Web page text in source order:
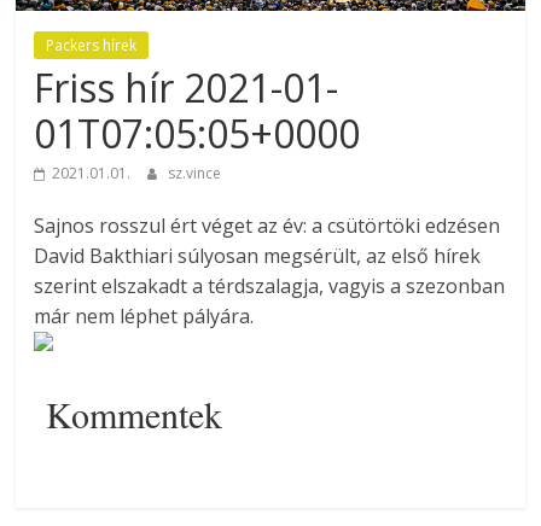
Packers hírek
Friss hír 2021-01-
01T07:05:05+0000
2021.01.01. sz.vince
Sajnos rosszul ért véget az év: a csütörtöki edzésen
David Bakthiari súlyosan megsérült, az első hírek
szerint elszakadt a térdszalagja, vagyis a szezonban
már nem léphet pályára.
Kommentek